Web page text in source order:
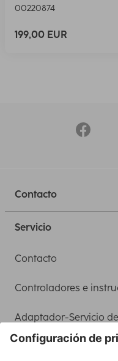
00220874
199,00 EUR
Contacto
Servicio
Contacto
Controladores e
Adaptador-Servicio